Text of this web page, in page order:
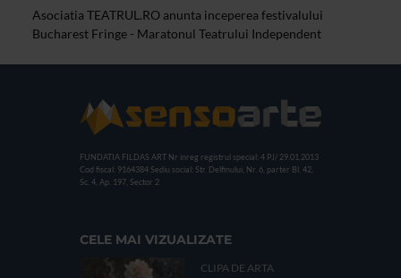
Asociatia TEATRUL.RO anunta inceperea festivalului
Bucharest Fringe - Maratonul Teatrului Independent
FUNDATIA FILDAS ART Nr inreg registrul special: 4 PJ/ 29.01.2013
Cod fiscal: 9164384 Sediu social: Str. Delfinului, Nr. 6, parter Bl. 42,
Sc. 4, Ap. 197, Sector 2
CELE MAI VIZUALIZATE
CLIPA DE ARTA